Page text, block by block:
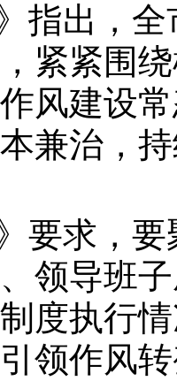
》指出，
紧紧围
风建设
兼治，
》要求，
领导班
度执行
领作风